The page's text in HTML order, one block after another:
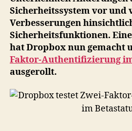
Sicherheitssystem vor und
Verbesserungen
Sicherheitsfunktionen.
hat Dropbox nun gemacht
Faktor-Authentifizierung
ausgerollt.